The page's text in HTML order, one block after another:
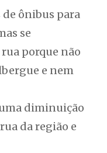
ônibus para
se
porque não
e nem
diminuição
da região e